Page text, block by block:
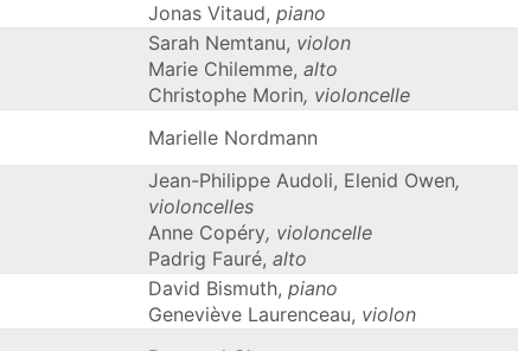
Jonas Vitaud, piano
Sarah Nemtanu, violon
Marie Chilemme, alto
Christophe Morin, violoncelle
Marielle Nordmann
Jean-Philippe Audoli, Elenid Owen,
violoncelles
Anne Copéry, violoncelle
Padrig Fauré, alto
David Bismuth, piano
Geneviève Laurenceau, violon